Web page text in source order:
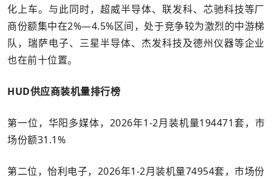
化上车。与此同时，超威半导体、联发科、芯驰科技等厂
商份额集中在2%—4.5%区间，处于竞争较为激烈的中游梯
队，瑞萨电子、三星半导体、杰发科技及德州仪器等企业
也在前十位置。
HUD供应商装机量排行榜
第一位，华阳多媒体，2026年1-2月装机量194471套，市
场份额31.1%
第二位，怡利电子，2026年1-2月装机量74954套，市场份